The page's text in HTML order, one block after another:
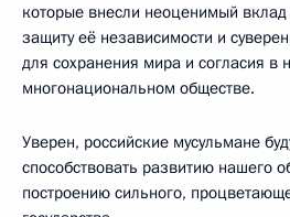
которые внесли неоценимый
защиту её независимости и
для сохранения мира и согласия в
многонациональном обществе.
Уверен, российские мусульмане
способствовать развитию нашего
построению сильного,